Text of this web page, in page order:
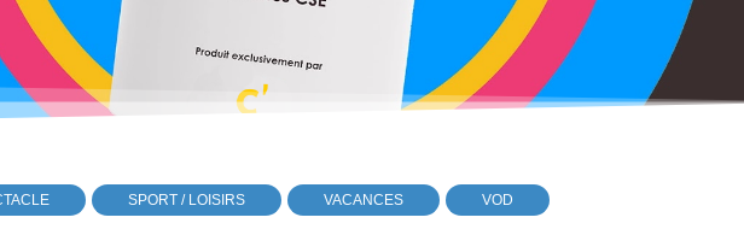
SPORT / LOISIRS VACANCES VOD